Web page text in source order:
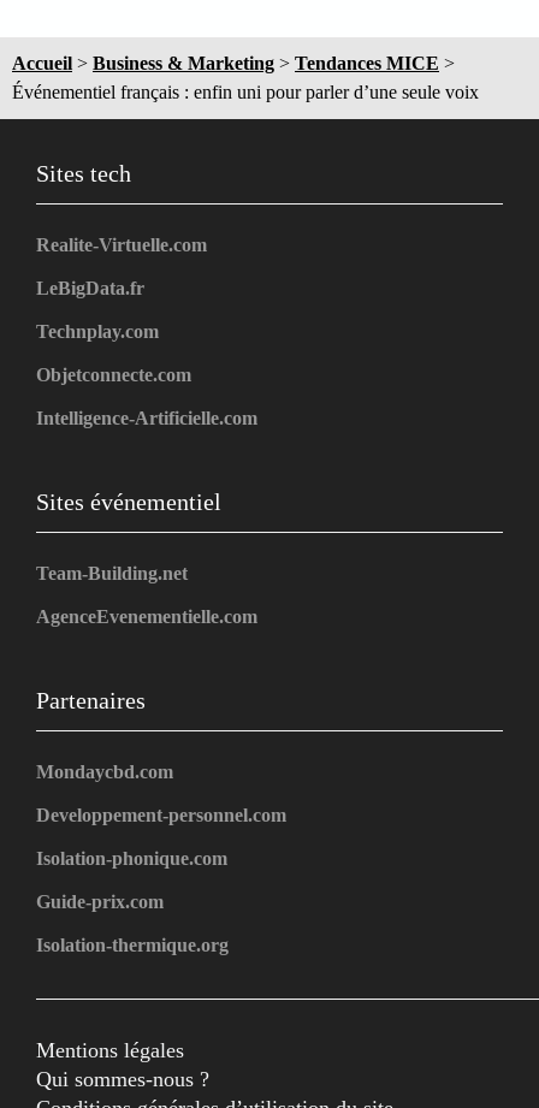
Accueil > Business & Marketing > Tendances MICE >
Événementiel français : enfin uni pour parler d’une seule voix
Sites tech
Realite-Virtuelle.com
LeBigData.fr
Technplay.com
Objetconnecte.com
Intelligence-Artificielle.com
Sites événementiel
Team-Building.net
AgenceEvenementielle.com
Partenaires
Mondaycbd.com
Developpement-personnel.com
Isolation-phonique.com
Guide-prix.com
Isolation-thermique.org
Mentions légales
Qui sommes-nous ?